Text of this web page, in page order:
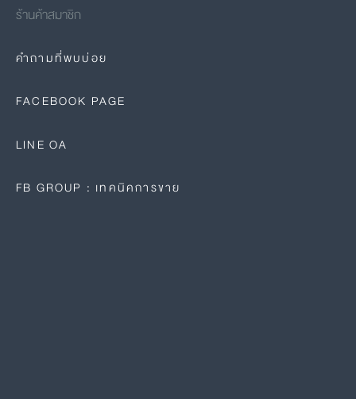
ร้านค้าสมาชิก
คำถามที่พบบ่อย
FACEBOOK PAGE
LINE OA
FB GROUP : เทคนิคการขาย